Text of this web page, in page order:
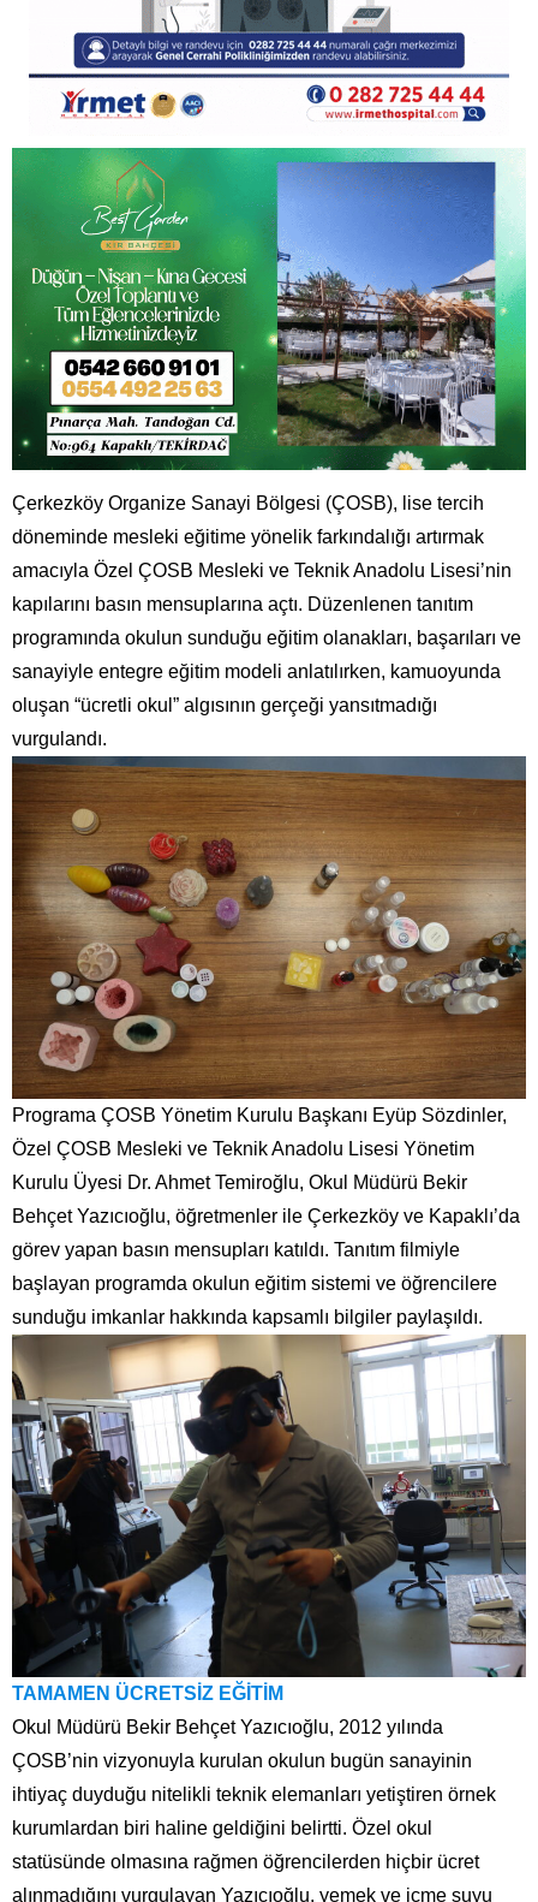
Çerkezköy Organize Sanayi Bölgesi (ÇOSB), lise tercih
döneminde mesleki eğitime yönelik farkındalığı artırmak
amacıyla Özel ÇOSB Mesleki ve Teknik Anadolu Lisesi’nin
kapılarını basın mensuplarına açtı. Düzenlenen tanıtım
programında okulun sunduğu eğitim olanakları, başarıları ve
sanayiyle entegre eğitim modeli anlatılırken, kamuoyunda
oluşan “ücretli okul” algısının gerçeği yansıtmadığı
vurgulandı.
Programa ÇOSB Yönetim Kurulu Başkanı Eyüp Sözdinler,
Özel ÇOSB Mesleki ve Teknik Anadolu Lisesi Yönetim
Kurulu Üyesi Dr. Ahmet Temiroğlu, Okul Müdürü Bekir
Behçet Yazıcıoğlu, öğretmenler ile Çerkezköy ve Kapaklı’da
görev yapan basın mensupları katıldı. Tanıtım filmiyle
başlayan programda okulun eğitim sistemi ve öğrencilere
sunduğu imkanlar hakkında kapsamlı bilgiler paylaşıldı.
TAMAMEN ÜCRETSİZ EĞİTİM
Okul Müdürü Bekir Behçet Yazıcıoğlu, 2012 yılında
ÇOSB’nin vizyonuyla kurulan okulun bugün sanayinin
ihtiyaç duyduğu nitelikli teknik elemanları yetiştiren örnek
kurumlardan biri haline geldiğini belirtti. Özel okul
statüsünde olmasına rağmen öğrencilerden hiçbir ücret
alınmadığını vurgulayan Yazıcıoğlu, yemek ve içme suyu